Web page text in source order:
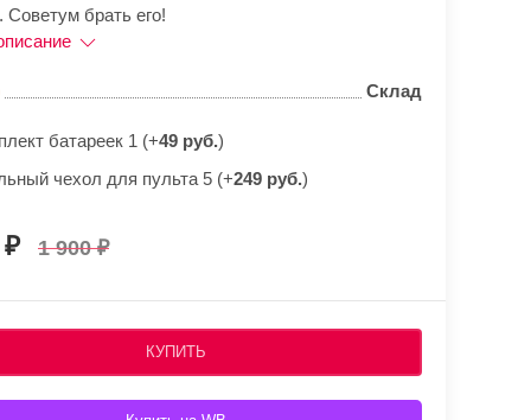
Советум брать его!
Склад
батареек 1 (+49 руб.)
чехол для пульта 5 (+249 руб.)
1 900
КУПИТЬ